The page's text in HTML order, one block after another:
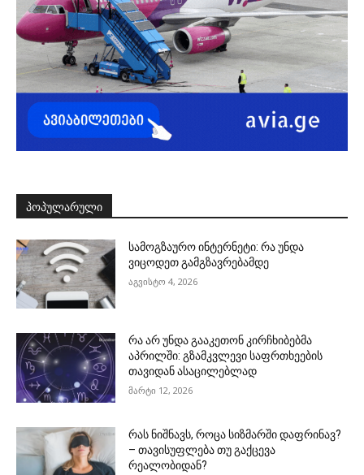
ᲞᲝᲞᲣᲚᲐᲠᲣᲚᲘ
სამოგზაურო ინტერნეტი: რა უნდა
ვიცოდეთ გამგზავრებამდე
აგვისტო 4, 2026
რა არ უნდა გააკეთონ კირჩხიბებმა
აპრილში: გზამკვლევი საფრთხეების
თავიდან ასაცილებლად
მარტი 12, 2026
რას ნიშნავს, როცა სიზმარში დაფრინავ?
– თავისუფლება თუ გაქცევა
რეალობიდან?